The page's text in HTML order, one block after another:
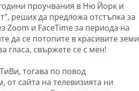
проучвания в Ню Йорк и
реших да предложа отстъпка за
Zoom и FaceTime за периода на
да се потопите в красивите земи
гласа, свържете се с мен!
тогава по повод
от сайта на телевизията ни